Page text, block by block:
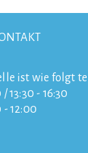
ist wie folgt
13:30 - 16:30
- 12:00